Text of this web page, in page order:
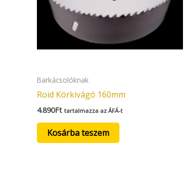
Barkácsolóknak
Roid Körkivágó 160mm
4.890Ft tartalmazza az ÁFÁ-t
Kosárba teszem